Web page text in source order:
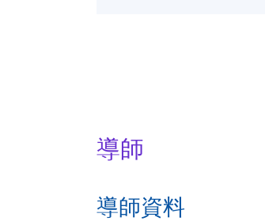
導師
導師資料